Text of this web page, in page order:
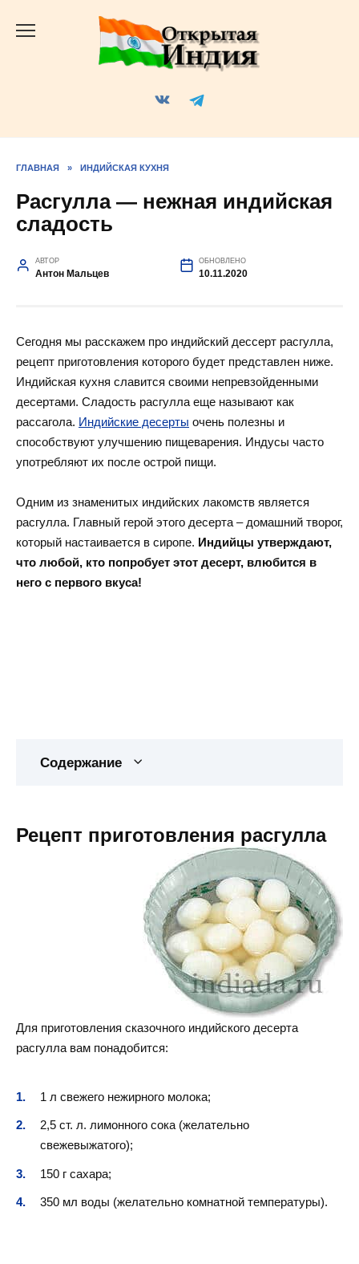
ГЛАВНАЯ » ИНДИЙСКАЯ КУХНЯ
Расгулла — нежная индийская
сладость
АВТОР
Антон Мальцев
ОБНОВЛЕНО
10.11.2020
Сегодня мы расскажем про индийский дессерт расгулла,
рецепт приготовления которого будет представлен ниже.
Индийская кухня славится своими непревзойденными
десертами. Сладость расгулла еще называют как
рассагола. Индийские десерты очень полезны и
способствуют улучшению пищеварения. Индусы часто
употребляют их после острой пищи.
Одним из знаменитых индийских лакомств является
расгулла. Главный герой этого десерта – домашний творог,
который настаивается в сиропе. Индийцы утверждают,
что любой, кто попробует этот десерт, влюбится в
него с первого вкуса!
Содержание
Рецепт приготовления расгулла
Для приготовления сказочного индийского десерта
расгулла вам понадобится:
1 л свежего нежирного молока;
2,5 ст. л. лимонного сока (желательно
свежевыжатого);
150 г сахара;
350 мл воды (желательно комнатной температуры).